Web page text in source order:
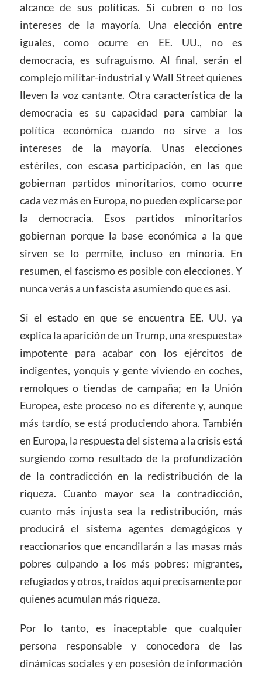
alcance de sus políticas. Si cubren o no los
intereses de la mayoría. Una elección entre
iguales, como ocurre en EE. UU., no es
democracia, es sufraguismo. Al final, serán el
complejo militar-industrial y Wall Street quienes
lleven la voz cantante. Otra característica de la
democracia es su capacidad para cambiar la
política económica cuando no sirve a los
intereses de la mayoría. Unas elecciones
estériles, con escasa participación, en las que
gobiernan partidos minoritarios, como ocurre
cada vez más en Europa, no pueden explicarse por
la democracia. Esos partidos minoritarios
gobiernan porque la base económica a la que
sirven se lo permite, incluso en minoría. En
resumen, el fascismo es posible con elecciones. Y
nunca verás a un fascista asumiendo que es así.
Si el estado en que se encuentra EE. UU. ya
explica la aparición de un Trump, una «respuesta»
impotente para acabar con los ejércitos de
indigentes, yonquis y gente viviendo en coches,
remolques o tiendas de campaña; en la Unión
Europea, este proceso no es diferente y, aunque
más tardío, se está produciendo ahora. También
en Europa, la respuesta del sistema a la crisis está
surgiendo como resultado de la profundización
de la contradicción en la redistribución de la
riqueza. Cuanto mayor sea la contradicción,
cuanto más injusta sea la redistribución, más
producirá el sistema agentes demagógicos y
reaccionarios que encandilarán a las masas más
pobres culpando a los más pobres: migrantes,
refugiados y otros, traídos aquí precisamente por
quienes acumulan más riqueza.
Por lo tanto, es inaceptable que cualquier
persona responsable y conocedora de las
dinámicas sociales y en posesión de información